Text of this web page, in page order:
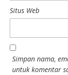
Situs Web
Simpan nama,
untuk komentar